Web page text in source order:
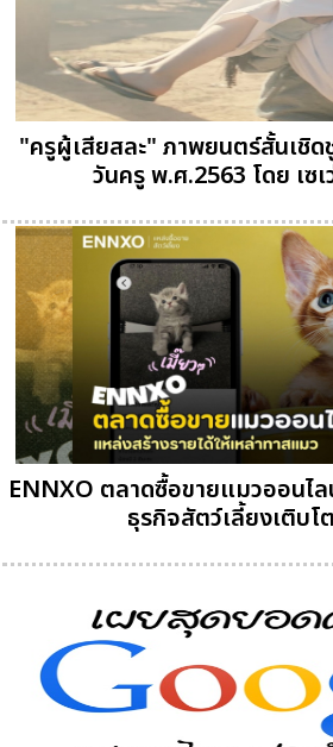
"ครูผู้เสียสละ" ภาพยนตร์สั้นเชิด
วันครู พ.ศ.2563 โดย เซ
ENNXO ตลาดซื้อขายแมวออนไล
ธุรกิจสัตว์เลี้ยงเติบโ